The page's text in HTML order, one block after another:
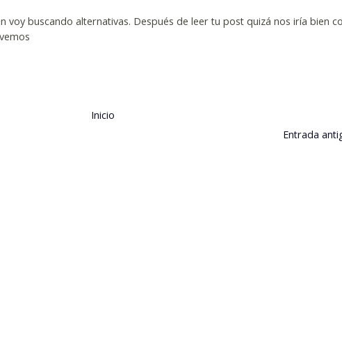
voy buscando alternativas. Después de leer tu post quizá nos iría bien
Entrada
Inicio